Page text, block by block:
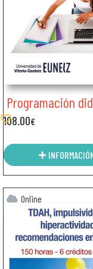
Programación
108.00€
Online